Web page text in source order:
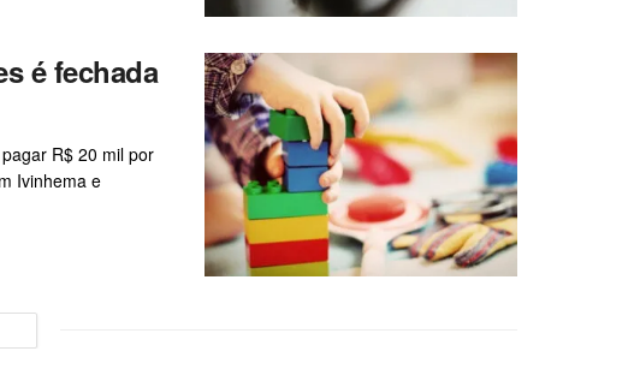
é fechada
R$ 20 mil por
Ivinhema e